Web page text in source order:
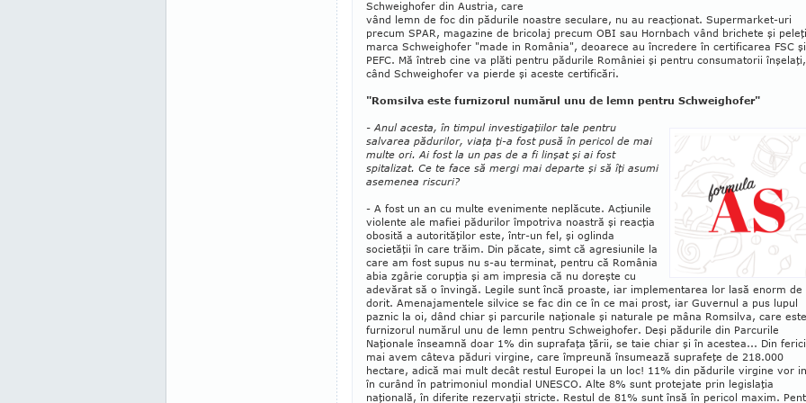
Schweighofer din Austria, care
vând lemn de foc din pădurile noas­tre seculare, nu au reac­ţio­nat. Supermarket-uri
precum SPAR, magazine de bricolaj precum OBI sau Horn­bach vând brichete şi peleţi
marca Schweig­hofer "made in România", de­oa­re­ce au încredere în certi­ficarea FSC şi
PEFC. Mă în­treb cine va plăti pen­tru pădurile Ro­mâniei şi pentru con­sumatorii înşelaţi,
când Schweighofer va pierde şi aceste certificări.
"Romsilva este furnizorul numărul unu de lemn pentru Schweighofer"
- Anul acesta, în timpul investigaţiilor tale pentru
salvarea pădurilor, viaţa ţi-a fost pusă în pe­ri­col de mai
multe ori. Ai fost la un pas de a fi linşat şi ai fost
spitalizat. Ce te face să mergi mai departe şi să îţi asumi
asemenea riscuri?
- A fost un an cu multe evenimente neplăcute. Acţiunile
violente ale mafiei pădurilor împotriva noastră şi reacţia
obosită a autorităţilor este, într-un fel, şi oglinda
societăţii în care trăim. Din păcate, simt că agresiunile la
care am fost supus nu s-au terminat, pentru că România
abia zgârie corupţia şi am im­pre­sia că nu doreşte cu
adevărat să o învingă. Legile sunt încă proaste, iar implementarea lor lasă enorm de
dorit. Amenajamentele silvice se fac din ce în ce mai prost, iar Guvernul a pus lupul
paznic la oi, dând chiar şi parcurile naţionale şi naturale pe mâna Rom­silva, care este
furnizorul numărul unu de lemn pentru Schweighofer. Deşi pădurile din Parcu­rile
Naţionale înseamnă doar 1% din su­pra­faţa ţării, se taie chiar şi în acestea... Din
mai avem câ­teva păduri virgine, care îm­preună în­sumează su­prafeţe de 218.000
hectare, adică mai mult decât res­tul Europei la un loc! 11% din pădurile virgine vor
în curând în patri­moniul mondial UNESCO. Alte 8% sunt pro­tejate prin legislaţia
naţională, în diferite re­zer­vaţii stricte. Restul de 81% sunt însă în pe­ricol maxim.